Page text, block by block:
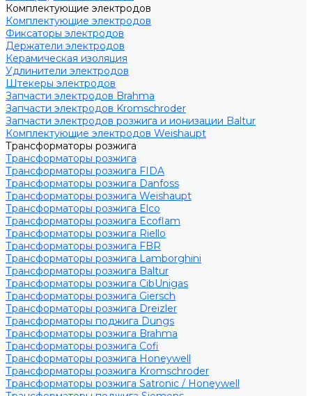
Комплектующие электродов
Комплектующие электродов
Фиксаторы электродов
Держатели электродов
Керамическая изоляция
Удлинители электродов
Штекеры электродов
Запчасти электродов Brahma
Запчасти электродов Kromschroder
Запчасти электродов розжига и ионизации Baltur
Комплектующие электродов Weishaupt
Трансформаторы розжига
Трансформаторы розжига
Трансформаторы розжига FIDA
Трансформаторы розжига Danfoss
Трансформаторы розжига Weishaupt
Трансформаторы розжига Elco
Трансформаторы розжига Ecoflam
Трансформаторы розжига Riello
Трансформаторы розжига FBR
Трансформаторы розжига Lamborghini
Трансформаторы розжига Baltur
Трансформаторы розжига CibUnigas
Трансформаторы розжига Giersch
Трансформаторы розжига Dreizler
Трансформаторы поджига Dungs
Трансформаторы розжига Brahma
Трансформаторы розжига Cofi
Трансформаторы розжига Honeywell
Трансформаторы розжига Kromschroder
Трансформаторы розжига Satronic / Honeywell